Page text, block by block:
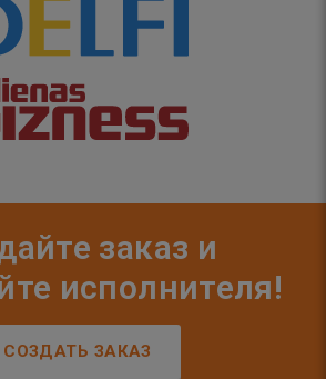
заказ и
исполнителя!
СОЗДАТЬ ЗАКАЗ